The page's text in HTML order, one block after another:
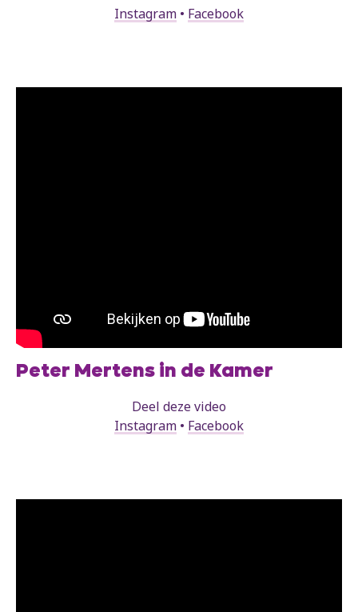
Instagram • Facebook
Peter Mertens in de Kamer
Deel deze video
Instagram • Facebook